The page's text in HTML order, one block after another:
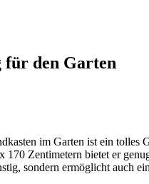
für den Garten
im Garten ist ein
170 Zentimetern bietet er
sondern ermöglicht auch